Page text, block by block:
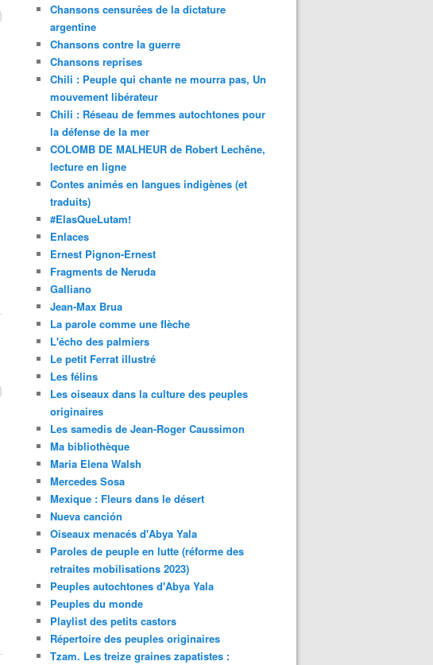
Chansons censurées de la dictature
argentine
Chansons contre la guerre
Chansons reprises
Chili : Peuple qui chante ne mourra pas, Un
mouvement libérateur
Chili : Réseau de femmes autochtones pour
la défense de la mer
COLOMB DE MALHEUR de Robert Lechêne,
lecture en ligne
Contes animés en langues indigènes (et
traduits)
#ElasQueLutam!
Enlaces
Ernest Pignon-Ernest
Fragments de Neruda
Galliano
Jean-Max Brua
La parole comme une flèche
L'écho des palmiers
Le petit Ferrat illustré
Les félins
Les oiseaux dans la culture des peuples
originaires
Les samedis de Jean-Roger Caussimon
Ma bibliothèque
Maria Elena Walsh
Mercedes Sosa
Mexique : Fleurs dans le désert
Nueva canción
Oiseaux menacés d'Abya Yala
Paroles de peuple en lutte (réforme des
retraites mobilisations 2023)
Peuples autochtones d'Abya Yala
Peuples du monde
Playlist des petits castors
Répertoire des peuples originaires
Tzam. Les treize graines zapatistes :